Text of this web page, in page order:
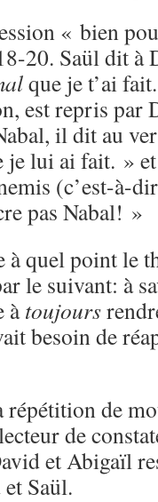
« bien
20. Saül dit à
que je t’ai
est repris par
il dit au
je lui ai fait. »
(c’est-à-
pas Nabal! »
quel point le
le suivant: à
àtoujours
besoin de
de
de
et Abigaïl
Saül.